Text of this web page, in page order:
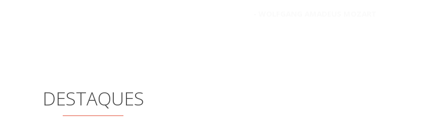
DESTAQUES